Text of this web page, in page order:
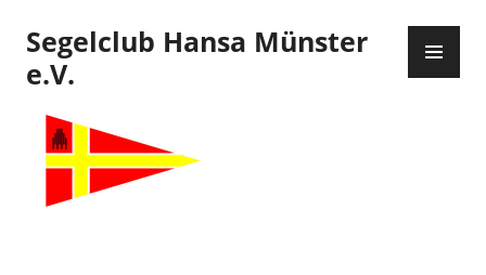
Inhalt
springen
Segelclub Hansa Münster
e.V.